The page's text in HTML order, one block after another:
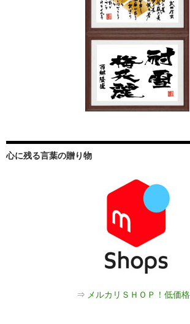
心に残る言葉の贈り物
⇒ メルカリＳＨＯＰ！低価